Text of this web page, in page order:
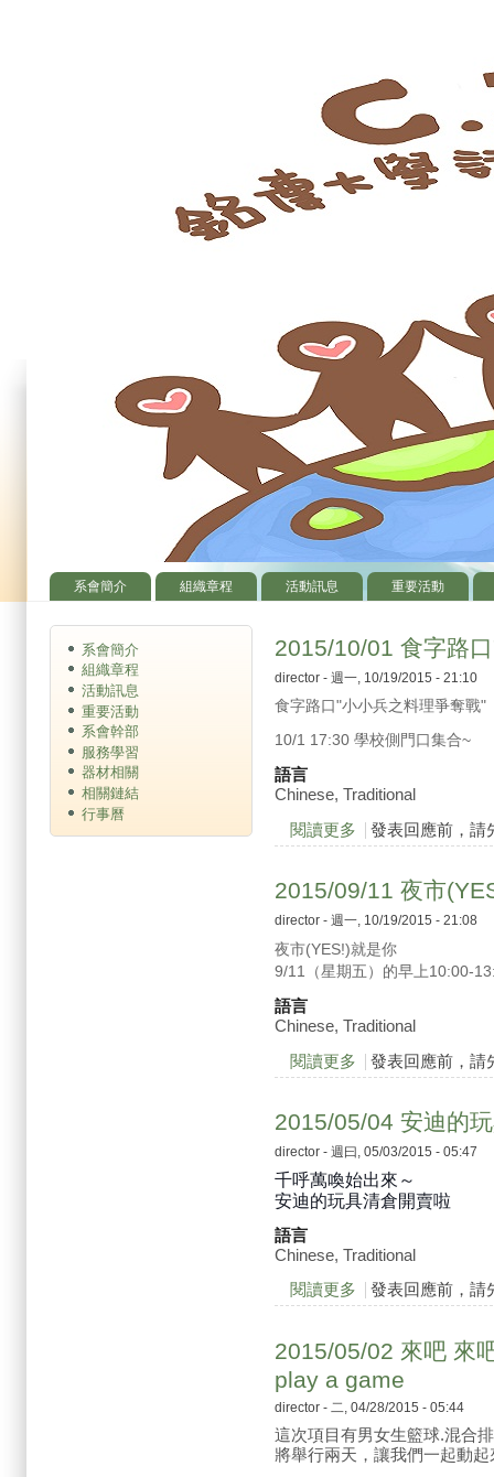
主選單
系會簡介 組織章程 活動訊息 重要活動
2015/10/01 食字路
director - 週一, 10/19/2015 - 21:10
食字路口"小小兵之料理爭奪戰"
10/1 17:30 學校側門口集合~
語言
Chinese, Traditional
閱讀更多 關於2015/10/01 食
發表回應前，請
2015/09/11 夜市
director - 週一, 10/19/2015 - 21:08
夜市(YES!)就是你
9/11（星期五）的早上10:00-
語言
Chinese, Traditional
閱讀更多 關於2015/09/11 夜
發表回應前，請
2015/05/04 安迪的
director - 週曰, 05/03/2015 - 05:47
千呼萬喚始出來～
安迪的玩具清倉開賣啦
語言
Chinese, Traditional
閱讀更多 關於2015/05/04 安
發表回應前，請
2015/05/02 來吧 來
play a game
director - 二, 04/28/2015 - 05:44
這次項目有男女生籃球.混合
將舉行兩天，讓我們一起動起
系會簡介
組織章程
活動訊息
重要活動
系會幹部
服務學習
器材相關
相關鏈結
行事曆